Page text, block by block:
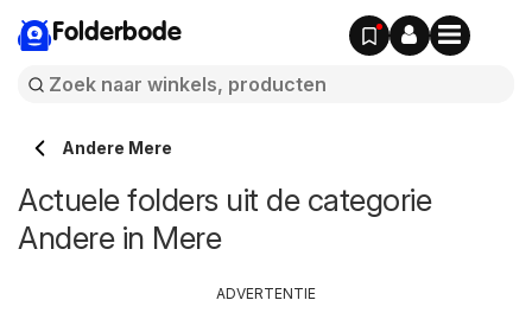
Folderbode
Andere Mere
Actuele folders uit de categorie
Andere in Mere
ADVERTENTIE